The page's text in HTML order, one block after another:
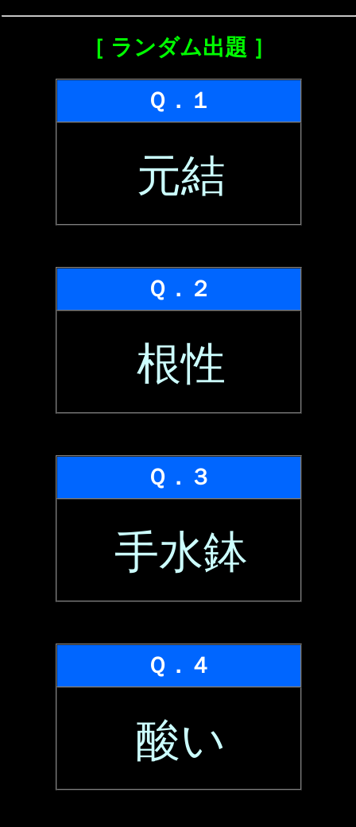
［ ランダム出題 ］
Ｑ．１
元結
Ｑ．２
根性
Ｑ．３
手水鉢
Ｑ．４
酸い